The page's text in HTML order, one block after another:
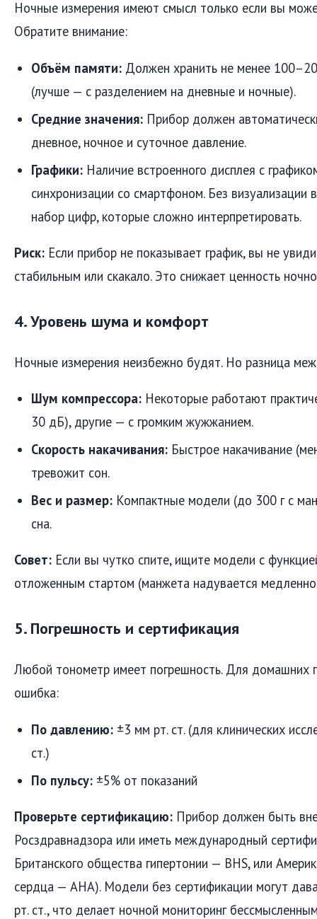
Ночные измерения имеют смысл только если вы
Обратите внимание:
Объём памяти: Должен хранить не менее
(лучше — с разделением на дневные и ночные).
Средние значения: Прибор должен
дневное, ночное и суточное давление.
Графики: Наличие встроенного дисплея с
синхронизации со смартфоном. Без визуализации
набор цифр, которые сложно интерпретировать.
Риск: Если прибор не показывает график, вы не
стабильным или скакало. Это снижает ценность
4. Уровень шума и комфорт
Ночные измерения неизбежно будят. Но разница
Шум компрессора: Некоторые работают
30 дБ), другие — с громким жужжанием.
Скорость накачивания: Быстрое накачивание
тревожит сон.
Вес и размер: Компактные модели (до 300 г с
сна.
Совет: Если вы чутко спите, ищите модели с
отложенным стартом (манжета надувается
5. Погрешность и сертификация
Любой тонометр имеет погрешность. Для домашних
ошибка:
По давлению: ±3 мм рт. ст. (для клинических
ст.)
По пульсу: ±5% от показаний
Проверьте сертификацию: Прибор должен быть
Росздравнадзора или иметь международный
Британского общества гипертонии — BHS, или
сердца — AHA). Модели без сертификации могут
рт. ст., что делает ночной мониторинг